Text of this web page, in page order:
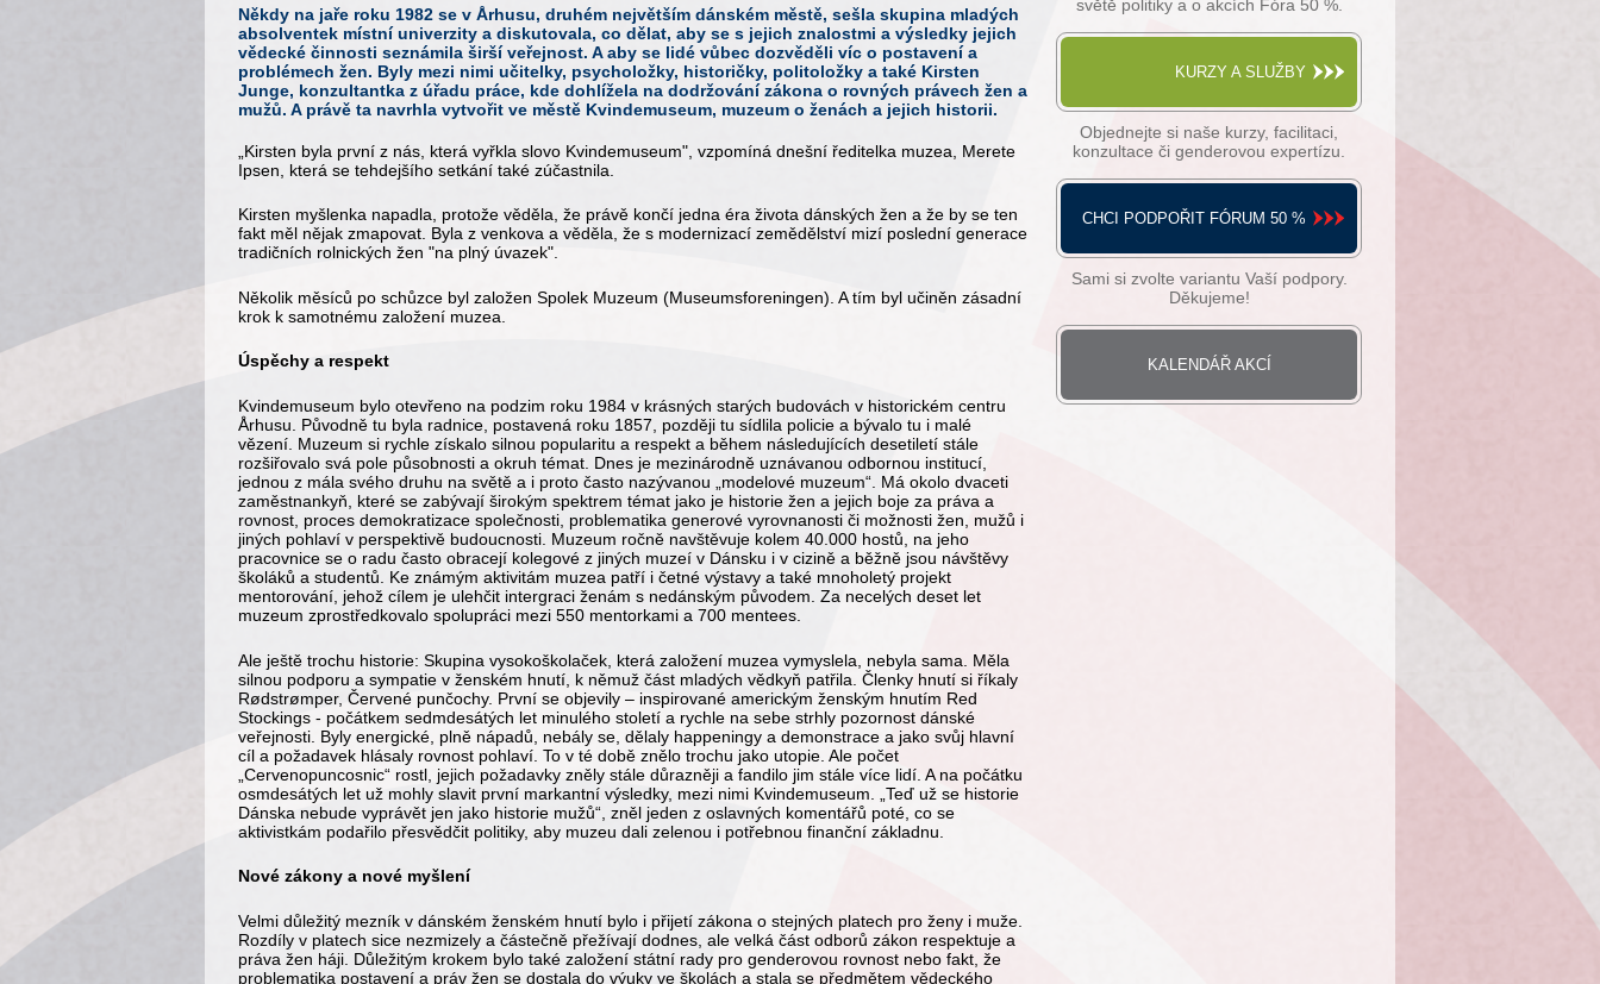
Někdy na jaře roku 1982 se v Århusu, druhém největším dánském městě, sešla skupina mladých
absolventek místní univerzity a diskutovala, co dělat, aby se s jejich znalostmi a výsledky jejich
vědecké činnosti seznámila širší veřejnost. A aby se lidé vůbec dozvěděli víc o postavení a
problémech žen. Byly mezi nimi učitelky, psycholožky, historičky, politoložky a také Kirsten
Junge, konzultantka z úřadu práce, kde dohlížela na dodržování zákona o rovných právech žen a
mužů. A právě ta navrhla vytvořit ve městě Kvindemuseum, muzeum o ženách a jejich historii.
„Kirsten byla první z nás, která vyřkla slovo Kvindemuseum", vzpomíná dnešní ředitelka muzea, Merete
Ipsen, která se tehdejšího setkání také zúčastnila.
Kirsten myšlenka napadla, protože věděla, že právě končí jedna éra života dánských žen a že by se ten
fakt měl nějak zmapovat. Byla z venkova a věděla, že s modernizací zemědělství mizí poslední generace
tradičních rolnických žen "na plný úvazek".
Několik měsíců po schůzce byl založen Spolek Muzeum (Museumsforeningen). A tím byl učiněn zásadní
krok k samotnému založení muzea.
Úspěchy a respekt
Kvindemuseum bylo otevřeno na podzim roku 1984 v krásných starých budovách v historickém centru
Århusu. Původně tu byla radnice, postavená roku 1857, později tu sídlila policie a bývalo tu i malé
vězení. Muzeum si rychle získalo silnou popularitu a respekt a během následujících desetiletí stále
rozšiřovalo svá pole působnosti a okruh témat. Dnes je mezinárodně uznávanou odbornou institucí,
jednou z mála svého druhu na světě a i proto často nazývanou „modelové muzeum“. Má okolo dvaceti
zaměstnankyň, které se zabývají širokým spektrem témat jako je historie žen a jejich boje za práva a
rovnost, proces demokratizace společnosti, problematika generové vyrovnanosti či možnosti žen, mužů i
jiných pohlaví v perspektivě budoucnosti. Muzeum ročně navštěvuje kolem 40.000 hostů, na jeho
pracovnice se o radu často obracejí kolegové z jiných muzeí v Dánsku i v cizině a běžně jsou návštěvy
školáků a studentů. Ke známým aktivitám muzea patří i četné výstavy a také mnoholetý projekt
mentorování, jehož cílem je ulehčit intergraci ženám s nedánským původem. Za necelých deset let
muzeum zprostředkovalo spolupráci mezi 550 mentorkami a 700 mentees.
Ale ještě trochu historie: Skupina vysokoškolaček, která založení muzea vymyslela, nebyla sama. Měla
silnou podporu a sympatie v ženském hnutí, k němuž část mladých vědkyň patřila. Členky hnutí si říkaly
Rødstrømper, Červené punčochy. První se objevily – inspirované americkým ženským hnutím Red
Stockings - počátkem sedmdesátých let minulého století a rychle na sebe strhly pozornost dánské
veřejnosti. Byly energické, plně nápadů, nebály se, dělaly happeningy a demonstrace a jako svůj hlavní
cíl a požadavek hlásaly rovnost pohlaví. To v té době znělo trochu jako utopie. Ale počet
„Cervenopuncosnic“ rostl, jejich požadavky zněly stále důrazněji a fandilo jim stále více lidí. A na počátku
osmdesátých let už mohly slavit první markantní výsledky, mezi nimi Kvindemuseum. „Teď už se historie
Dánska nebude vyprávět jen jako historie mužů“, zněl jeden z oslavných komentářů poté, co se
aktivistkám podařilo přesvědčit politiky, aby muzeu dali zelenou i potřebnou finanční základnu.
Nové zákony a nové myšlení
Velmi důležitý mezník v dánském ženském hnutí bylo i přijetí zákona o stejných platech pro ženy i muže.
Rozdíly v platech sice nezmizely a částečně přežívají dodnes, ale velká část odborů zákon respektuje a
práva žen háji. Důležitým krokem bylo také založení státní rady pro genderovou rovnost nebo fakt, že
problematika postavení a práv žen se dostala do výuky ve školách a stala se předmětem vědeckého
světě politiky a o akcích Fóra 50 %.
KURZY A SLUŽBY
Objednejte si naše kurzy, facilitaci,
konzultace či genderovou expertízu.
CHCI PODPOŘIT FÓRUM 50 %
Sami si zvolte variantu Vaší podpory.
Děkujeme!
KALENDÁŘ AKCÍ